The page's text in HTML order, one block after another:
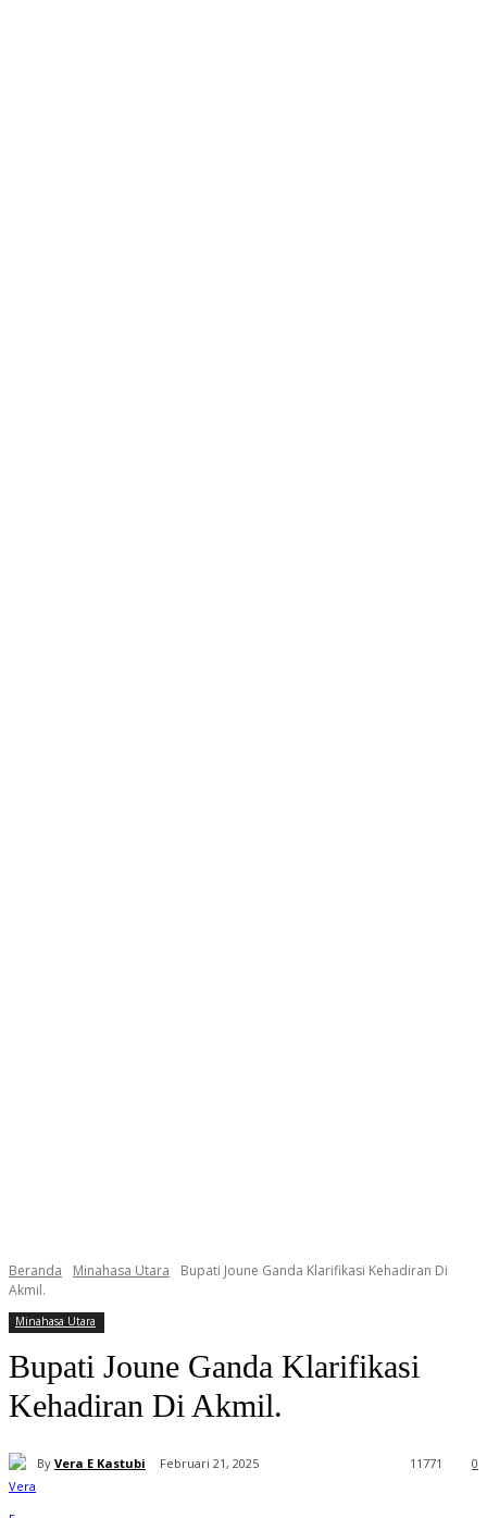
Beranda Minahasa Utara
Bupati Joune Ganda Klarifikasi Kehadiran Di
Akmil.
Minahasa Utara
Bupati Joune Ganda Klarifikasi
Kehadiran Di Akmil.
By Vera E Kastubi Februari 21, 2025 0
11771